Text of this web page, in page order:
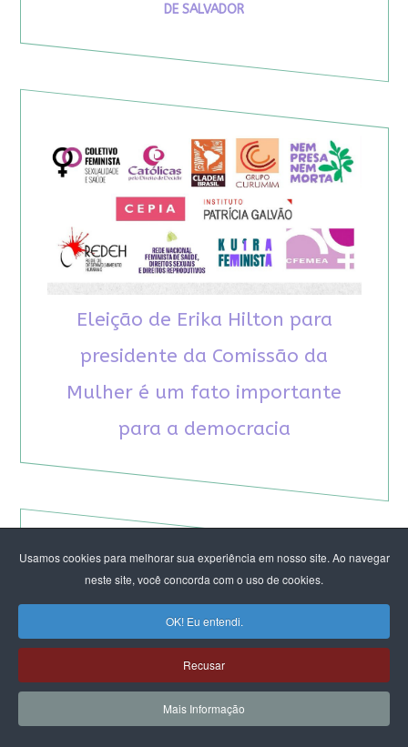
Usamos cookies para melhorar sua experiência em nosso site. Ao navegar
neste site, você concorda com o uso de cookies.
OK! Eu entendi.
Recusar
Mais Informação
DE SALVADOR
Eleição de Erika Hilton para
presidente da Comissão da
Mulher é um fato importante
para a democracia
RECOMENDAMOS A LEITURA
August Nimtz prova que marxismo e
antirracismo são indissociáveis na luta
Rap transfeminista radical argentino na FLIPEI
Quem tem medo dos corpos trans?
Projetos de proteção às mulheres travados no